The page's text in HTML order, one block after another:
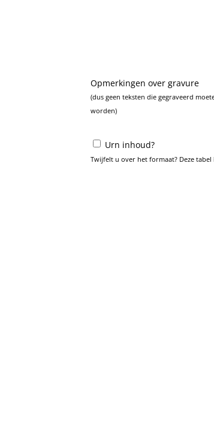
Opmerkingen over gravure
(dus geen teksten die gegraveerd
worden)
Urn inhoud?
Twijfelt u over het formaat? Deze